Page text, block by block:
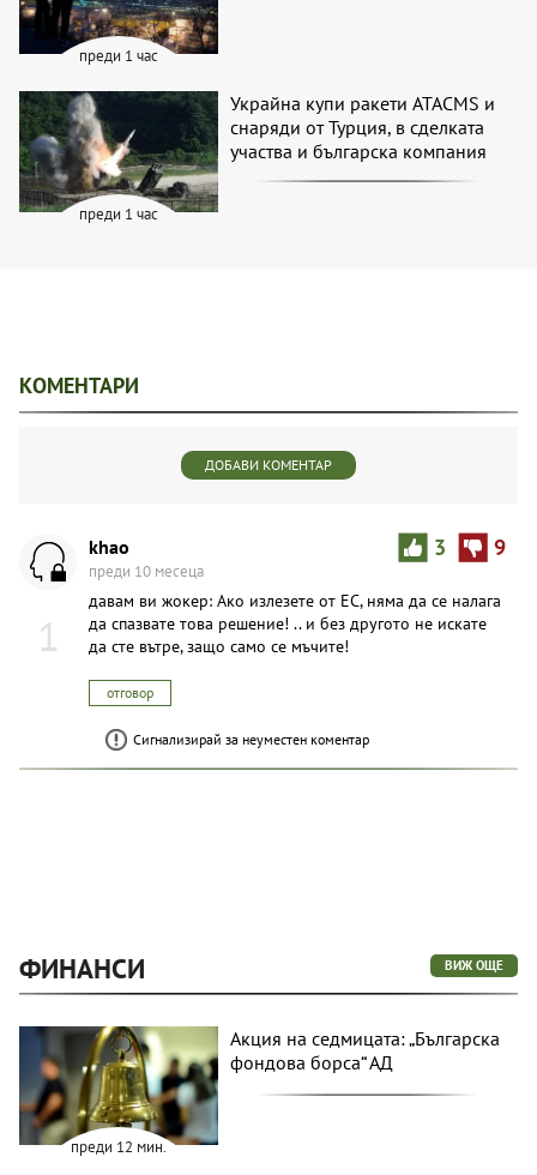
преди 1 час
преди 1 час
Украйна купи ракети ATACMS и
снаряди от Турция, в сделката
участва и българска компания
КОМЕНТАРИ
ДОБАВИ КОМЕНТАР
1
3 9
khao
преди 10 месеца
давам ви жокер: Ако излезете от ЕС, няма да се налага
да спазвате това решение! .. и без другото не искате
да сте вътре, защо само се мъчите!
отговор
Сигнализирай за неуместен коментар
ФИНАНСИ ВИЖ ОЩЕ
преди 12 мин.
Акция на седмицата: „Българска
фондова борса“ АД